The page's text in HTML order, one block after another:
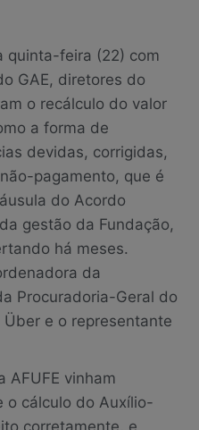
quinta-feira (22) com
GAE, diretores do
o recálculo do valor
a forma de
devidas, corrigidas,
pagamento, que é
do Acordo
gestão da Fundação,
há meses.
da
Procuradoria-Geral do
Über e o representante
AFUFE vinham
o cálculo do Auxílio-
corretamente, e